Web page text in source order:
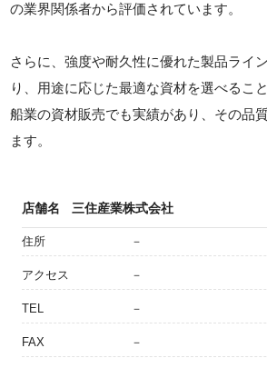
の業界関係者から評価されています。
さらに、強度や耐久性に優れた製品ライ
り、用途に応じた最適な資材を選べるこ
船業の資材販売でも実績があり、その品
ます。
店舗名 三住産業株式会社
住所 －
アクセス －
TEL －
FAX －